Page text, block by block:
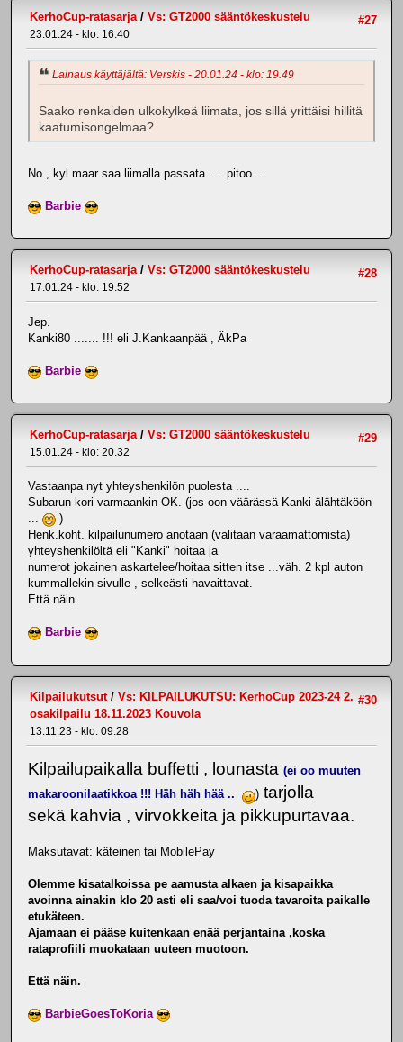
#27
KerhoCup-ratasarja / Vs: GT2000 sääntökeskustelu
23.01.24 - klo: 16.40
Lainaus käyttäjältä: Verskis - 20.01.24 - klo: 19.49
Saako renkaiden ulkokylkeä liimata, jos sillä yrittäisi hillitä
kaatumisongelmaa?
No , kyl maar saa liimalla passata .... pitoo...
Barbie
#28
KerhoCup-ratasarja/ Vs: GT2000 sääntökeskustelu
17.01.24 - klo: 19.52
Jep.
Kanki80 ....... !!! eli J.Kankaanpää , ÄkPa
Barbie
#29
KerhoCup-ratasarja/ Vs: GT2000 sääntökeskustelu
15.01.24 - klo: 20.32
Vastaanpa nyt yhteyshenkilön puolesta ....
Subarun kori varmaankin OK. (jos oon väärässä Kanki älähtäköön
...
)
Henk.koht. kilpailunumero anotaan (valitaan varaamattomista)
yhteyshenkilöltä eli "Kanki" hoitaa ja
numerot jokainen askartelee/hoitaa sitten itse ...väh. 2 kpl auton
kummallekin sivulle , selkeästi havaittavat.
Että näin.
Barbie
#30
Kilpailukutsut/ Vs: KILPAILUKUTSU: KerhoCup 2023-24 2.
osakilpailu 18.11.2023 Kouvola
13.11.23 - klo: 09.28
Kilpailupaikalla buffetti , lounasta (ei oo muuten
makaroonilaatikkoa !!! Häh häh hää ..
) tarjolla
sekä kahvia , virvokkeita ja pikkupurtavaa.
Maksutavat: käteinen tai MobilePay
Olemme kisatalkoissa pe aamusta alkaen ja kisapaikka
avoinna ainakin klo 20 asti eli saa/voi tuoda tavaroita paikalle
etukäteen.
Ajamaan ei pääse kuitenkaan enää perjantaina ,koska
rataprofiili muokataan uuteen muotoon.
Että näin.
BarbieGoesToKoria